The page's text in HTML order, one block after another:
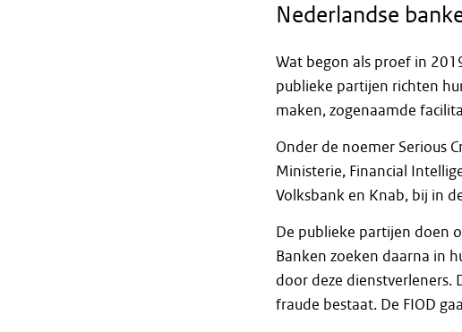
Nederlandse
Wat begon als proef in
publieke partijen richten
maken, zogenaamde
Onder de noemer Serious
Ministerie, Financial
Volksbank en Knab, bij in
De publieke partijen doen
Banken zoeken daarna in
door deze dienstverleners.
fraude bestaat. De FIOD